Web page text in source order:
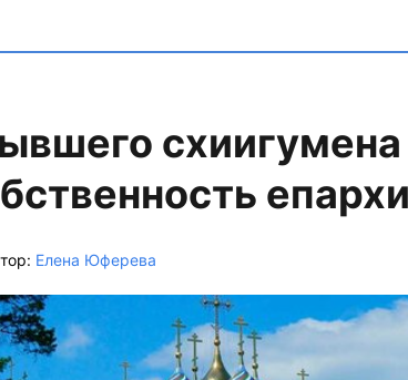
схиигумена
Елена Юферева